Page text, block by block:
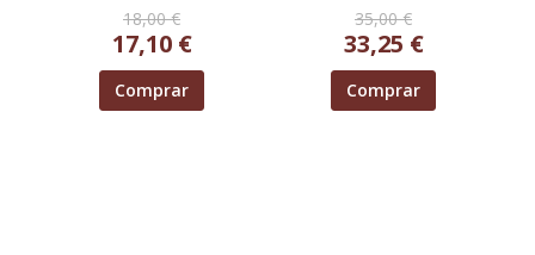
18,00 €
17,10 €
Comprar
35,00 €
33,25 €
Comprar